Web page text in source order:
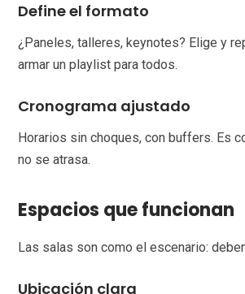
Define el formato
¿Paneles, talleres, keynotes? Elige y
armar un playlist para todos.
Cronograma ajustado
Horarios sin choques, con buffers. Es
no se atrasa.
Espacios que funcionan
Las salas son como el escenario:
Ubicación clara